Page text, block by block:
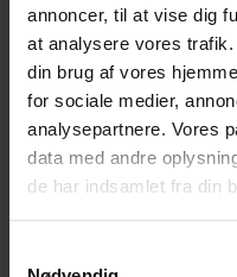
annoncer, til at vise dig
at analysere vores
din brug af vores
for sociale medier,
analysepartnere. Vores
data med andre
de har indsamlet fra din
Hvis du skal flytte
med at købe din
undersøge
Denne type af lån
forbundet med
et køb af et hus eller